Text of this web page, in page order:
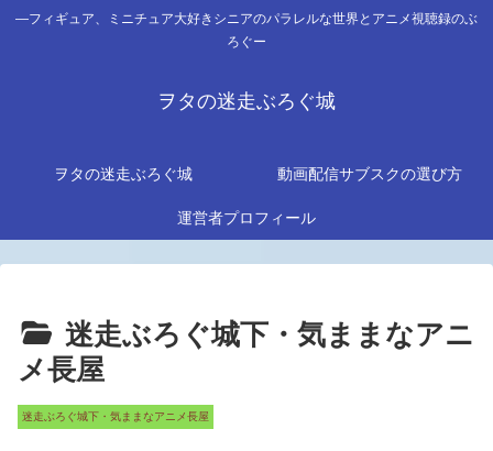
―フィギュア、ミニチュア大好きシニアのパラレルな世界とアニメ視聴録のぶ
ろぐー
ヲタの迷走ぶろぐ城
ヲタの迷走ぶろぐ城 動画配信サブスクの選び方
運営者プロフィール
迷走ぶろぐ城下・気ままなアニ
メ長屋
迷走ぶろぐ城下・気ままなアニメ長屋